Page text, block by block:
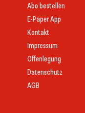
Abo bestellen
E-Paper App
Kontakt
Impressum
Offenlegung
Datenschutz
AGB